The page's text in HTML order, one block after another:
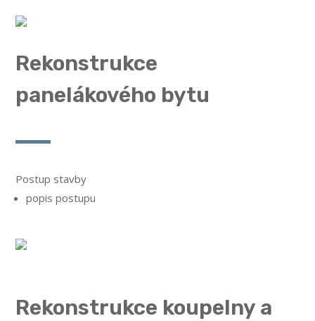
Rekonstrukce
panelákového bytu
Postup stavby
popis postupu
Rekonstrukce koupelny a